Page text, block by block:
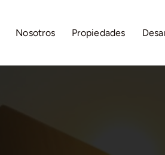
Nosotros Propiedades